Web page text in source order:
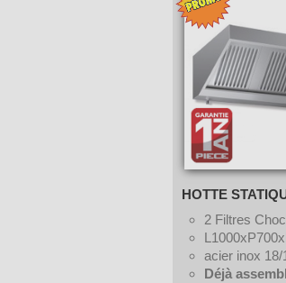
HOTTE
2 Filtres
acier inox 18/
Déjà